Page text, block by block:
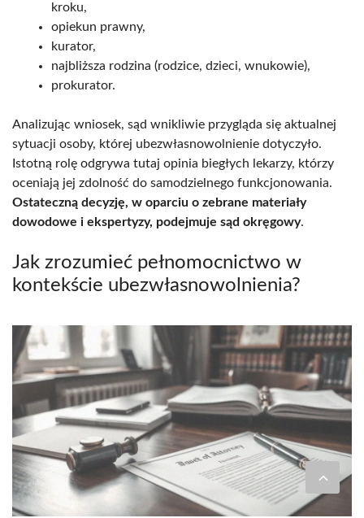
kroku,
opiekun prawny,
kurator,
najbliższa rodzina (rodzice, dzieci, wnukowie),
prokurator.
Analizując wniosek, sąd wnikliwie przygląda się aktualnej
sytuacji osoby, której ubezwłasnowolnienie dotyczyło.
Istotną rolę odgrywa tutaj opinia biegłych lekarzy, którzy
oceniają jej zdolność do samodzielnego funkcjonowania.
Ostateczną decyzję, w oparciu o zebrane materiały
dowodowe i ekspertyzy, podejmuje sąd okręgowy.
Jak zrozumieć pełnomocnictwo w
kontekście ubezwłasnowolnienia?